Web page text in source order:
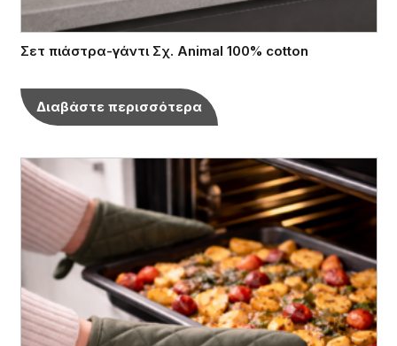
Σετ πιάστρα-γάντι Σχ. Animal 100% cotton
Διαβάστε περισσότερα